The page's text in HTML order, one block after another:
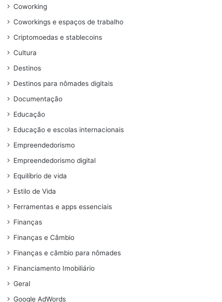
Coworking
Coworkings e espaços de trabalho
Criptomoedas e stablecoins
Cultura
Destinos
Destinos para nômades digitais
Documentação
Educação
Educação e escolas internacionais
Empreendedorismo
Empreendedorismo digital
Equilíbrio de vida
Estilo de Vida
Ferramentas e apps essenciais
Finanças
Finanças e Câmbio
Finanças e câmbio para nômades
Financiamento Imobiliário
Geral
Google AdWords